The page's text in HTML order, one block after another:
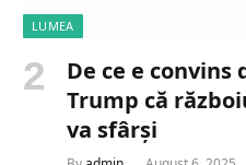
LUMEA
De ce e convins
Trump că
va sfârși